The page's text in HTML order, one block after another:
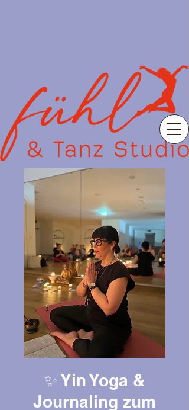
✨ Yin Yoga &
Journaling zum